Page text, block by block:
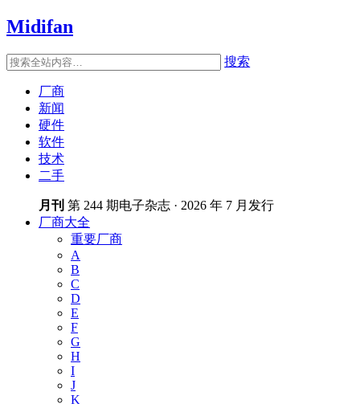
Midifan
搜索
厂商
新闻
硬件
软件
技术
二手
月刊 第 244 期电子杂志 · 2026 年 7 月发行
厂商大全
重要厂商
A
B
C
D
E
F
G
H
I
J
K